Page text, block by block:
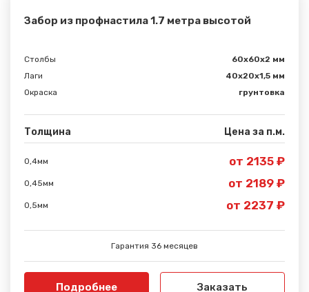
Забор из профнастила 1.7 метра высотой
Столбы
60х60х2 мм
Лаги
40х20х1,5 мм
Окраска
грунтовка
Толщина Цена за п.м.
0,4мм от 2135 ₽
0,45мм от 2189 ₽
0,5мм от 2237 ₽
Гарантия 36 месяцев
Подробнее Заказать